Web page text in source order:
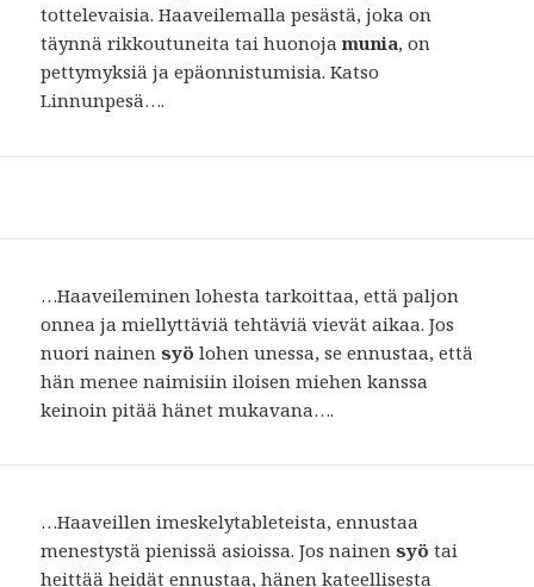
tottelevaisia. Haaveilemalla pesästä, joka on
täynnä rikkoutuneita tai huonojamunia, on
pettymyksiä ja epäonnistumisia. Katso
Linnunpesä….
…Haaveileminen lohesta tarkoittaa, että paljon
onnea ja miellyttäviä tehtäviä vievät aikaa. Jos
nuori nainensyö lohen unessa, se ennustaa, että
hän menee naimisiin iloisen miehen kanssa
keinoin pitää hänet mukavana….
…Haaveillen imeskelytableteista, ennustaa
menestystä pienissä asioissa. Jos nainensyö tai
heittää heidät ennustaa, hänen kateellisesta